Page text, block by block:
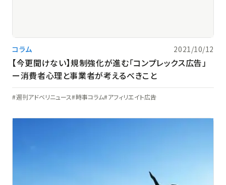
コラム 2021/10/12
【今更聞けない】規制強化が進む「コンプレックス広告」
ー消費者心理と事業者が考えるべきこと
週刊アドベリニュース 時事コラム アフィリエイト広告